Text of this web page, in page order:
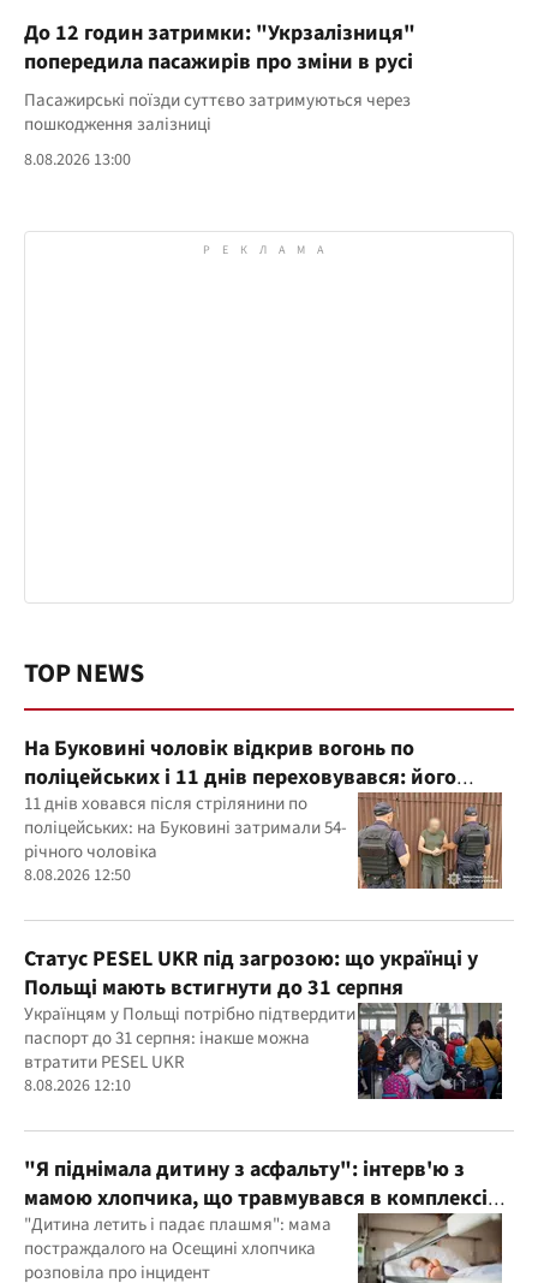
До 12 годин затримки: "Укрзалізниця"
попередила пасажирів про зміни в русі
Пасажирські поїзди суттєво затримуються через
пошкодження залізниці
8.08.2026 13:00
TOP NEWS
На Буковині чоловік відкрив вогонь по
поліцейських і 11 днів переховувався: його
затримали
11 днів ховався після стрілянини по
поліцейських: на Буковині затримали 54-
річного чоловіка
8.08.2026 12:50
Статус PESEL UKR під загрозою: що українці у
Польщі мають встигнути до 31 серпня
Українцям у Польщі потрібно підтвердити
паспорт до 31 серпня: інакше можна
втратити PESEL UKR
8.08.2026 12:10
"Я піднімала дитину з асфальту": інтерв'ю з
мамою хлопчика, що травмувався в комплексі
"Яхта" на Осещині
"Дитина летить і падає плашмя": мама
постраждалого на Осещині хлопчика
розповіла про інцидент